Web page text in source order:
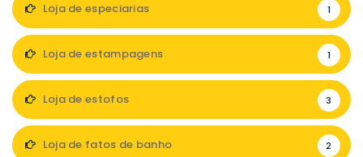
Loja de especiarias 1
Loja de estampagens 1
Loja de estofos 3
Loja de fatos de banho 2